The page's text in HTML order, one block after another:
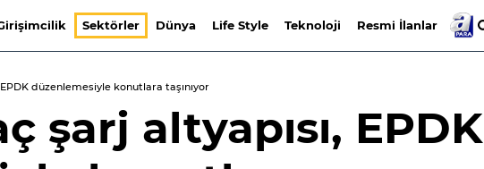
Sektörler Dünya Life Style Teknoloji Resmi İlanlar
düzenlemesiyle konutlara taşınıyor
şarj altyapısı, EPDK